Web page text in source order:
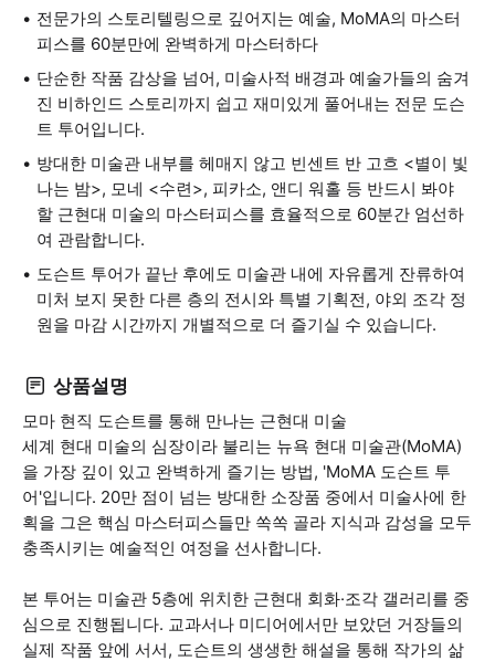
전문가의 스토리텔링으로 깊어지는 예술, MoMA의 마스터
피스를 60분만에 완벽하게 마스터하다
단순한 작품 감상을 넘어, 미술사적 배경과 예술가들의 숨겨
진 비하인드 스토리까지 쉽고 재미있게 풀어내는 전문 도슨
트 투어입니다.
방대한 미술관 내부를 헤매지 않고 빈센트 반 고흐 <별이 빛
나는 밤>, 모네 <수련>, 피카소, 앤디 워홀 등 반드시 봐야
할 근현대 미술의 마스터피스를 효율적으로 60분간 엄선하
여 관람합니다.
도슨트 투어가 끝난 후에도 미술관 내에 자유롭게 잔류하여
미처 보지 못한 다른 층의 전시와 특별 기획전, 야외 조각 정
원을 마감 시간까지 개별적으로 더 즐기실 수 있습니다.
상품설명
모마 현직 도슨트를 통해 만나는 근현대 미술
세계 현대 미술의 심장이라 불리는 뉴욕 현대 미술관(MoMA)
을 가장 깊이 있고 완벽하게 즐기는 방법, 'MoMA 도슨트 투
어'입니다. 20만 점이 넘는 방대한 소장품 중에서 미술사에 한
획을 그은 핵심 마스터피스들만 쏙쏙 골라 지식과 감성을 모두
충족시키는 예술적인 여정을 선사합니다.
본 투어는 미술관 5층에 위치한 근현대 회화·조각 갤러리를 중
심으로 진행됩니다. 교과서나 미디어에서만 보았던 거장들의
실제 작품 앞에 서서, 도슨트의 생생한 해설을 통해 작가의 삶